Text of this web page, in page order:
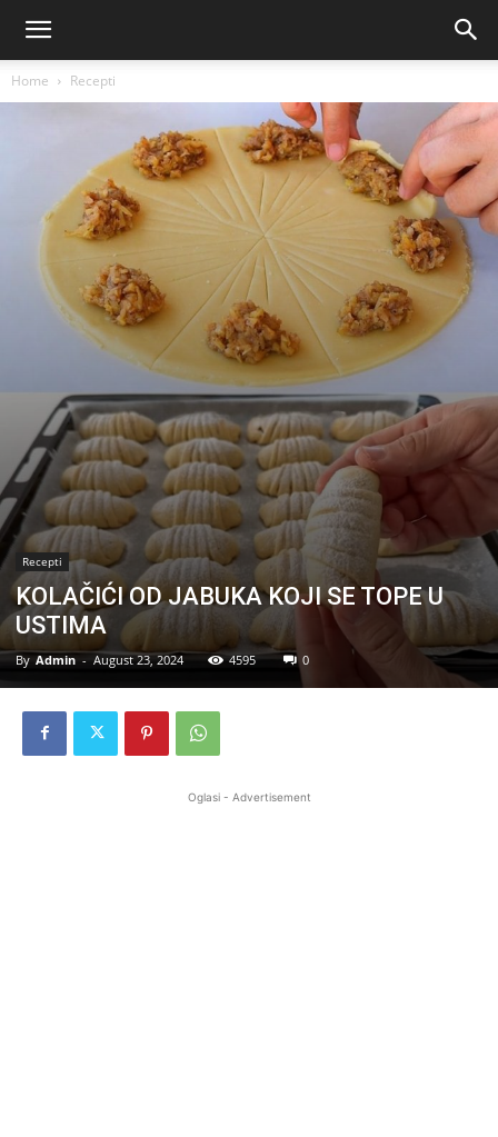
Home Recepti
Recepti
KOLAČIĆI OD JABUKA KOJI SE TOPE U
USTIMA
By Admin - August 23, 2024 4595 0
Oglasi - Advertisement